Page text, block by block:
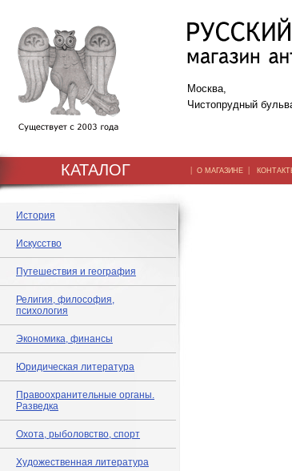
Москва,
Чистопрудный
КАТАЛОГ | О МАГАЗИНЕ |
История
Искусство
Путешествия и география
Религия, философия,
психология
Экономика, финансы
Юридическая литература
Правоохранительные органы.
Разведка
Охота, рыболовство, спорт
Художественная литература